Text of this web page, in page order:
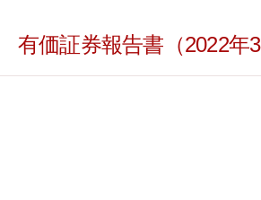
有価証券報告書（2022年3